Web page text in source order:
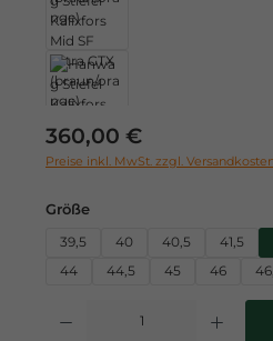
Regulärer Preis:
360,00 €
Preise inkl. MwSt. zzgl.
Größeauswählen
39,5
40 40,5 41,5
44
44,5 45 46
Produkt Anzahl: Gib den